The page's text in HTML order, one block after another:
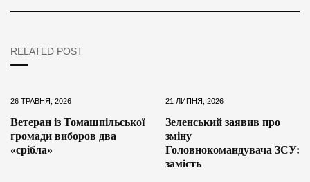
RELATED POST
26 ТРАВНЯ, 2026
Ветеран із Томашпільської
громади виборов два
«срібла»
21 ЛИПНЯ, 2026
Зеленський заявив про
зміну
Головнокомандувача ЗСУ:
замість